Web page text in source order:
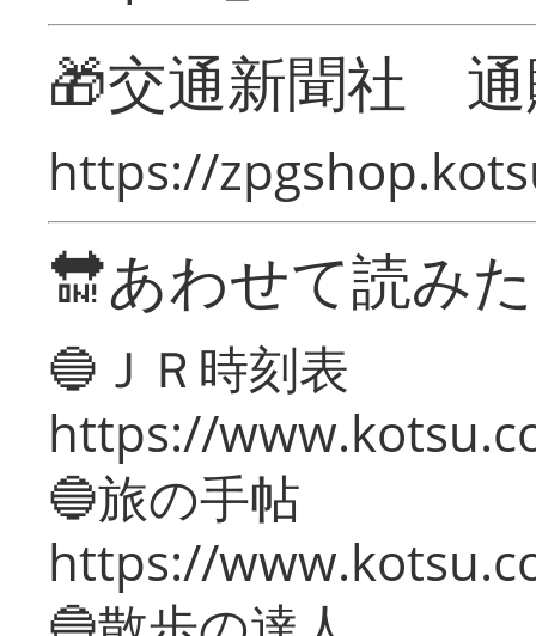
🎁交通新聞社
https://
🔛あわせて読み
🔵ＪＲ時刻表
https://
🔵旅の手帖
https://